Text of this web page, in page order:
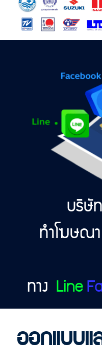
บริษั
ทำโฆษณา
ทาง Line
ออกแบบแ